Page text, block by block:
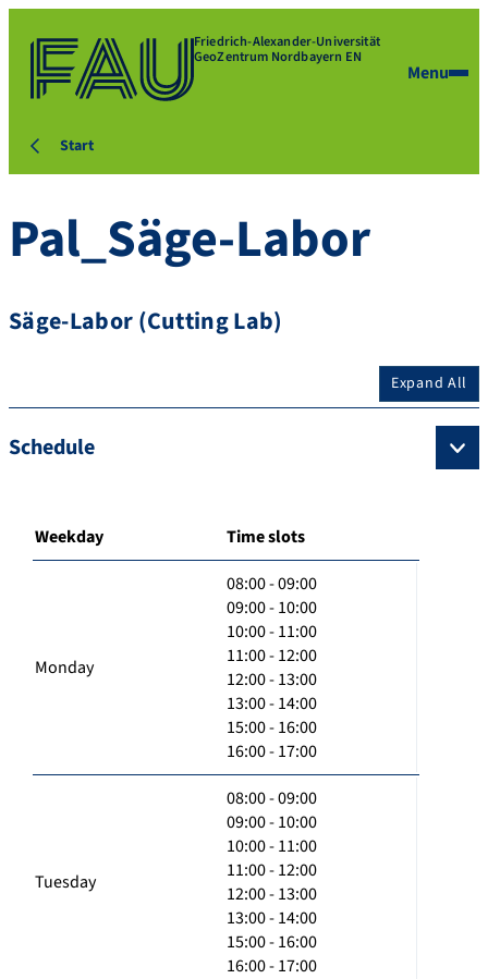
Friedrich-Alexander-Universität
GeoZentrum Nordbayern EN
Menu
Start
Pal_Säge-Labor
Säge-Labor (Cutting Lab)
Expand All
Schedule
Weekday Time slots
Monday
08:00 - 09:00
09:00 - 10:00
10:00 - 11:00
11:00 - 12:00
12:00 - 13:00
13:00 - 14:00
15:00 - 16:00
16:00 - 17:00
Tuesday
08:00 - 09:00
09:00 - 10:00
10:00 - 11:00
11:00 - 12:00
12:00 - 13:00
13:00 - 14:00
15:00 - 16:00
16:00 - 17:00